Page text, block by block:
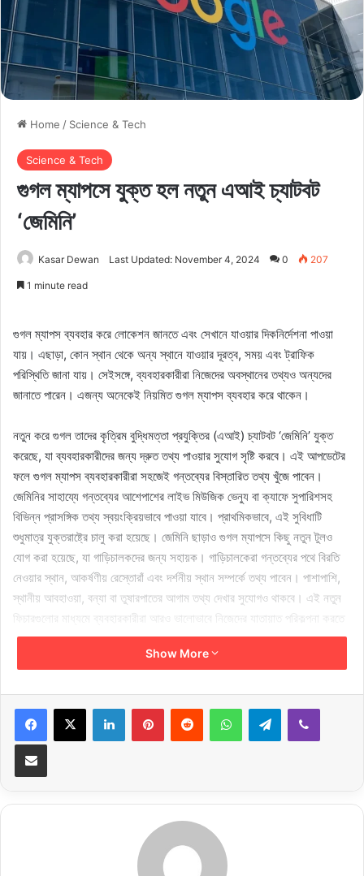
Home / Science & Tech
Science & Tech
গুগল ম্যাপসে যুক্ত হল নতুন এআই চ্যাটবট
‘জেমিনি’
Kasar Dewan Last Updated: November 4, 2024 0 207
1 minute read
গুগল ম্যাপস ব্যবহার করে লোকেশন জানতে এবং সেখানে যাওয়ার দিকনির্দেশনা পাওয়া
যায়। এছাড়া, কোন স্থান থেকে অন্য স্থানে যাওয়ার দূরত্ব, সময় এবং ট্রাফিক
পরিস্থিতি জানা যায়। সেইসঙ্গে, ব্যবহারকারীরা নিজেদের অবস্থানের তথ্যও অন্যদের
জানাতে পারেন। এজন্য অনেকেই নিয়মিত গুগল ম্যাপস ব্যবহার করে থাকেন।
নতুন করে গুগল তাদের কৃত্রিম বুদ্ধিমত্তা প্রযুক্তির (এআই) চ্যাটবট ‘জেমিনি’ যুক্ত
করেছে, যা ব্যবহারকারীদের জন্য দ্রুত তথ্য পাওয়ার সুযোগ সৃষ্টি করবে। এই আপডেটের
ফলে গুগল ম্যাপস ব্যবহারকারীরা সহজেই গন্তব্যের বিস্তারিত তথ্য খুঁজে পাবেন।
জেমিনির সাহায্যে গন্তব্যের আশেপাশের লাইভ মিউজিক ভেন্যু বা ক্যাফে সুপারিশসহ
বিভিন্ন প্রাসঙ্গিক তথ্য স্বয়ংক্রিয়ভাবে পাওয়া যাবে। প্রাথমিকভাবে, এই সুবিধাটি
শুধুমাত্র যুক্তরাষ্ট্রে চালু করা হয়েছে। জেমিনি ছাড়াও গুগল ম্যাপসে কিছু নতুন টুলও
যোগ করা হয়েছে, যা গাড়িচালকদের জন্য সহায়ক। গাড়িচালকেরা গন্তব্যের পথে বিরতি
নেওয়ার স্থান, আকর্ষণীয় রেস্তোরাঁ এবং দর্শনীয় স্থান সম্পর্কে তথ্য পাবেন। পাশাপাশি,
স্থানীয় আবহাওয়া, বন্যা বা তুষারপাতের আগাম তথ্য দেখার সুযোগও থাকবে। এই নতুন
ফিচারগুলোর মাধ্যমে ব্যবহারকারীরা আরও ভালোভাবে নিজেদের যাতায়াত পরিকল্পনা করতে
পারবেন।
Show More
LinkedInPinterestReddit WhatsAppTelegramViber
Share via Email